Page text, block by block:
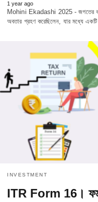
1 year ago
Mohini Ekadashi 2025 - জগতের
অবতার গ্রহণ করেছিলেন, যার মধ্যে
INVESTMENT
ITR Form 16। ফর্ম-